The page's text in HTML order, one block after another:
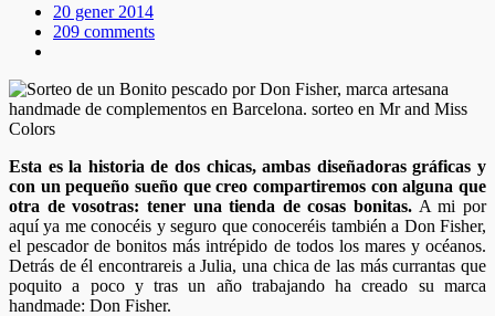
20 gener 2014
209 comments
Esta es la historia de dos chicas, ambas diseñadoras gráficas y
con un pequeño sueño que creo compartiremos con alguna que
otra de vosotras: tener una tienda de cosas bonitas. A mi por
aquí ya me conocéis y seguro que conoceréis también a Don Fisher,
el pescador de bonitos más intrépido de todos los mares y océanos.
Detrás de él encontrareis a Julia, una chica de las más currantas que
poquito a poco y tras un año trabajando ha creado su marca
handmade: Don Fisher.